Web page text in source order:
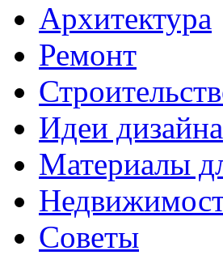
Архитектура
Ремонт
Идеи дизайна
Материалы
Советы